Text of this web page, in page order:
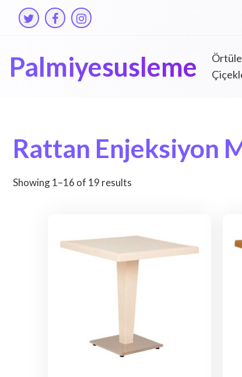
content
Palmiyesusleme
Rattan Enjeksiyon
Showing 1–16 of 19 results